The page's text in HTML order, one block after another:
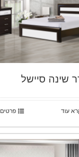
שינה סיישל
עוד פרטים